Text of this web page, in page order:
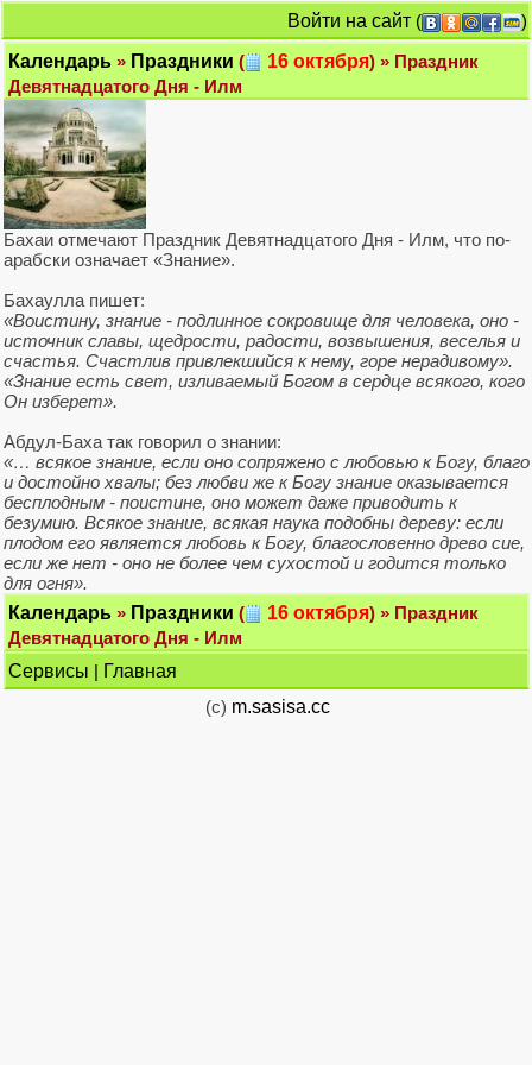
Войти на сайт (
)
Календарь » Праздники ( 16 октября) » Праздник
Девятнадцатого Дня - Илм
Бахаи отмечают Праздник Девятнадцатого Дня - Илм, что по-
арабски означает «Знание».
Бахаулла пишет:
«Воистину, знание - подлинное сокровище для человека, оно -
источник славы, щедрости, радости, возвышения, веселья и
счастья. Счастлив привлекшийся к нему, горе нерадивому».
«Знание есть свет, изливаемый Богом в сердце всякого, кого
Он изберет».
Абдул-Баха так говорил о знании:
«… всякое знание, если оно сопряжено с любовью к Богу, благо
и достойно хвалы; без любви же к Богу знание оказывается
бесплодным - поистине, оно может даже приводить к
безумию. Всякое знание, всякая наука подобны дереву: если
плодом его является любовь к Богу, благословенно древо сие,
если же нет - оно не более чем сухостой и годится только
для огня».
Календарь » Праздники ( 16 октября) » Праздник
Девятнадцатого Дня - Илм
Сервисы | Главная
(c) m.sasisa.cc